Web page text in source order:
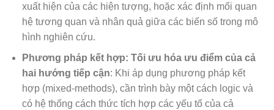
xuất hiện của các hiện tượng, hoặc xác định mối quan
hệ tương quan và nhân quả giữa các biến số trong mô
hình nghiên cứu.
Phương pháp kết hợp: Tối ưu hóa ưu điểm của cả
hai hướng tiếp cận: Khi áp dụng phương pháp kết
hợp (mixed-methods), cần trình bày một cách logic và
có hệ thống cách thức tích hợp các yếu tố của cả